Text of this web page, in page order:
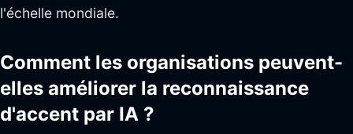
l'échelle mondiale.
Comment les organisations peuvent-
elles améliorer la reconnaissance
d'accent par IA ?